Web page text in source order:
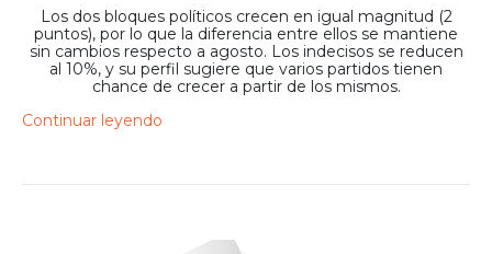
Los dos bloques políticos crecen en igual magnitud (2
puntos), por lo que la diferencia entre ellos se mantiene
sin cambios respecto a agosto. Los indecisos se reducen
al 10%, y su perfil sugiere que varios partidos tienen
chance de crecer a partir de los mismos.
Continuar leyendo